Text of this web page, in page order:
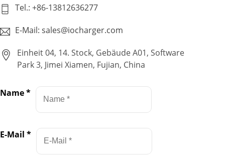
Tel.: +86-13812636277
E-Mail: sales@iocharger.com
Einheit 04, 14. Stock, Gebäude A01, Software
Park 3, Jimei Xiamen, Fujian, China
Name*
E-Mail *